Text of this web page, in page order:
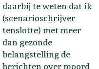
daarbij te weten dat ik
(scenarioschrijver
tenslotte) met meer
dan gezonde
belangstelling de
berichten over moord